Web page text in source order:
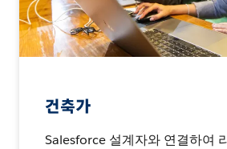
건축가
Salesforce 설계자와 연결하여